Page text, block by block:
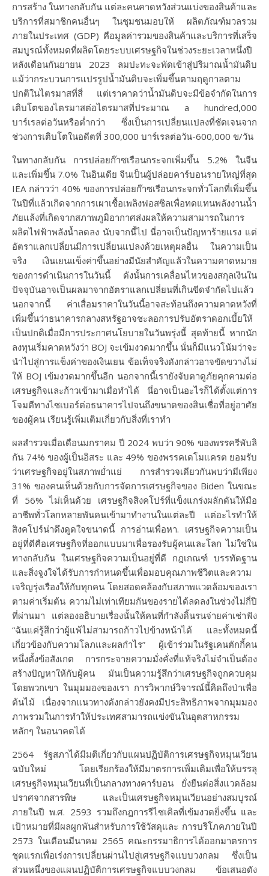
การสร้าง ในทางกลับกัน แต่ละคนคาดหวังส่วนแบ่งของสินค้าและ
บริการที่สมาชิกคนอื่นๆ ในชุมชนมอบให้ ผลิตภัณฑ์มวลรวม
ภายในประเทศ (GDP) คือมูลค่ารวมของสินค้าและบริการที่เสร็จ
สมบูรณ์ทั้งหมดที่ผลิตโดยระบบเศรษฐกิจในช่วงระยะเวลาหนึ่งปี
หลังเดือนกันยายน 2023 ลมปะทะจะพัดเข้าสู่ปริมาณน้ำมันดิบ
แม้ว่ากระบวนการแปรรูปน้ำมันดิบจะเพิ่มขึ้นตามฤดูกาลตาม
ปกติในไตรมาสที่สี่ แต่เราคาดว่าน้ำมันดิบจะมีข้อจำกัดในการ
เติบโตของไตรมาสต่อไตรมาสที่ประมาณ a hundred,000
บาร์เรลต่อวันหรือต่ำกว่า ซึ่งเป็นการเปลี่ยนแปลงที่ชัดเจนจาก
ช่วงการเติบโตในอดีตที่ 300,000 บาร์เรลต่อวัน-600,000 ข/วัน
ในทางกลับกัน การปล่อยก๊าซเรือนกระจกเพิ่มขึ้น 5.2% ในจีน
และเพิ่มขึ้น 7.0% ในอินเดีย จีนเป็นผู้ปล่อยคาร์บอนรายใหญ่ที่สุด
IEA กล่าวว่า 40% ของการปล่อยก๊าซเรือนกระจกทั่วโลกที่เพิ่มขึ้น
ในปีที่แล้วเกิดจากการเผาเชื้อเพลิงฟอสซิลเพื่อทดแทนพลังงานน้ำ
ภัยแล้งที่เกิดจากสภาพภูมิอากาศส่งผลให้ความสามารถในการ
ผลิตไฟฟ้าพลังน้ำลดลง นับจากนี้ไป นี่อาจเป็นปัญหาร้ายแรง แต่
อัตราแลกเปลี่ยนมีการเปลี่ยนแปลงด้วยเหตุผลอื่น ในความเป็น
จริง เงินเยนแข็งค่าขึ้นอย่างมีนัยสำคัญแล้วในความคาดหมาย
ของการดำเนินการในวันนี้ ดังนั้นการเคลื่อนไหวของสกุลเงินใน
ปัจจุบันอาจเป็นผลมาจากอัตราแลกเปลี่ยนที่เกินขีดจำกัดไปแล้ว
นอกจากนี้ ค่าเสื่อมราคาในวันนี้อาจสะท้อนถึงความคาดหวังที่
เพิ่มขึ้นว่าธนาคารกลางสหรัฐอาจชะลอการปรับอัตราดอกเบี้ยให้
เป็นปกติเมื่อมีการประกาศนโยบายในวันพรุ่งนี้ สุดท้ายนี้ หากนัก
ลงทุนเริ่มคาดหวังว่า BOJ จะเข้มงวดมากขึ้น นั่นก็มีแนวโน้มว่าจะ
นำไปสู่การแข็งค่าของเงินเยน ข้อเท็จจริงดังกล่าวอาจขัดขวางไม่
ให้ BOJ เข้มงวดมากขึ้นอีก นอกจากนี้เรายังจับตาดูภัยคุกคามต่อ
เศรษฐกิจและก้าวเข้ามาเมื่อทำได้ นี่อาจเป็นอะไรก็ได้ตั้งแต่การ
โจมตีทางไซเบอร์ต่อธนาคารไปจนถึงขนาดของสินเชื่อที่อยู่อาศัย
ของผู้คน เรียนรู้เพิ่มเติมเกี่ยวกับสิ่งที่เราทำ
ผลสำรวจเมื่อเดือนมกราคม ปี 2024 พบว่า 90% ของพรรครีพับลิ
กัน 74% ของผู้เป็นอิสระ และ 49% ของพรรคเดโมแครต ยอมรับ
ว่าเศรษฐกิจอยู่ในสภาพย่ำแย่ การสำรวจเดียวกันพบว่ามีเพียง
31% ของคนเห็นด้วยกับการจัดการเศรษฐกิจของ Biden ในขณะ
ที่ 56% ไม่เห็นด้วย เศรษฐกิจสิงคโปร์ที่แข็งแกร่งผลักดันให้มือ
อาชีพทั่วโลกหลายพันคนเข้ามาทำงานในแต่ละปี แต่อะไรทำให้
สิงคโปร์น่าดึงดูดใจขนาดนี้ การอ่านเพื่อหา. เศรษฐกิจความเป็น
อยู่ที่ดีคือเศรษฐกิจที่ออกแบบมาเพื่อรองรับผู้คนและโลก ไม่ใช่ใน
ทางกลับกัน ในเศรษฐกิจความเป็นอยู่ที่ดี กฎเกณฑ์ บรรทัดฐาน
และสิ่งจูงใจได้รับการกำหนดขึ้นเพื่อมอบคุณภาพชีวิตและความ
เจริญรุ่งเรืองให้กับทุกคน โดยสอดคล้องกับสภาพแวดล้อมของเรา
ตามค่าเริ่มต้น ความไม่เท่าเทียมกันของรายได้ลดลงในช่วงไม่กี่ปี
ที่ผ่านมา แต่ลองอธิบายเรื่องนั้นให้คนที่กำลังดิ้นรนจ่ายค่าเช่าฟัง
“ฉันแค่รู้สึกว่าผู้แพ้ไม่สามารถก้าวไปข้างหน้าได้ และทั้งหมดนี้
เกี่ยวข้องกับความโลภและผลกำไร” ผู้เข้าร่วมในรัฐเคนตักกี้คน
หนึ่งตั้งข้อสังเกต การกระจายความมั่งคั่งที่แท้จริงไม่จำเป็นต้อง
สร้างปัญหาให้กับผู้คน มันเป็นความรู้สึกว่าเศรษฐกิจถูกควบคุม
โดยพวกเขา ในมุมมองของเรา การวิพากษ์วิจารณ์นี้คิดถึงป่าเพื่อ
ต้นไม้ เนื่องจากแนวทางดังกล่าวยังคงมีประสิทธิภาพจากมุมมอง
ภาพรวมในการทำให้ประเทศสามารถแข่งขันในอุตสาหกรรม
หลักๆ ในอนาคตได้
2564 รัฐสภาได้มีมติเกี่ยวกับแผนปฏิบัติการเศรษฐกิจหมุนเวียน
ฉบับใหม่ โดยเรียกร้องให้มีมาตรการเพิ่มเติมเพื่อให้บรรลุ
เศรษฐกิจหมุนเวียนที่เป็นกลางทางคาร์บอน ยั่งยืนต่อสิ่งแวดล้อม
ปราศจากสารพิษ และเป็นเศรษฐกิจหมุนเวียนอย่างสมบูรณ์
ภายในปี พ.ศ. 2593 รวมถึงกฎการรีไซเคิลที่เข้มงวดยิ่งขึ้น และ
เป้าหมายที่มีผลผูกพันสำหรับการใช้วัสดุและ การบริโภคภายในปี
2573 ในเดือนมีนาคม 2565 คณะกรรมาธิการได้ออกมาตรการ
ชุดแรกเพื่อเร่งการเปลี่ยนผ่านไปสู่เศรษฐกิจแบบวงกลม ซึ่งเป็น
ส่วนหนึ่งของแผนปฏิบัติการเศรษฐกิจแบบวงกลม ข้อเสนอดัง